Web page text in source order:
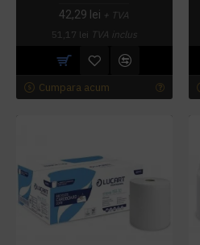
42,29 lei + TVA
51,17 lei TVA inclus
Cumpara acum